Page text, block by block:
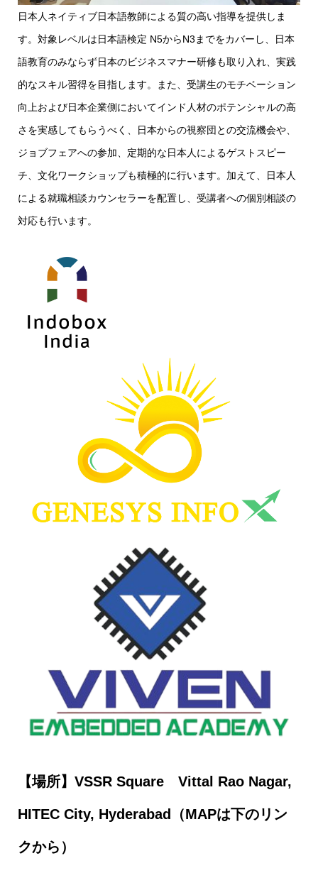
日本人ネイティブ日本語教師による質の高い指導を提供しま
す。対象レベルは日本語検定 N5からN3までをカバーし、日本
語教育のみならず日本のビジネスマナー研修も取り入れ、実践
的なスキル習得を目指します。また、受講生のモチベーション
向上および日本企業側においてインド人材のポテンシャルの高
さを実感してもらうべく、日本からの視察団との交流機会や、
ジョブフェアへの参加、定期的な日本人によるゲストスピー
チ、文化ワークショップも積極的に行います。加えて、日本人
による就職相談カウンセラーを配置し、受講者への個別相談の
対応も行います。
【場所】VSSR Square Vittal Rao Nagar,
HITEC City, Hyderabad（MAPは下のリン
クから）